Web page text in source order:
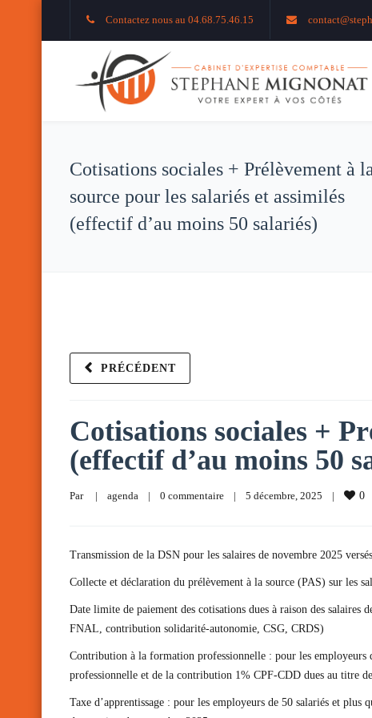
Contactez nous au 04.68.75.46.15
Cotisations sociales + Prélèvement à la
source pour les salariés et assimilés
(effectif d’au moins 50 salariés)
PRÉCÉDENT
Cotisations sociales +
(effectif d’au moins 50
Par | agenda | 0 commentaire | 5 décembre, 2025 | 0
Transmission de la DSN pour les salaires de novembre 2025
Collecte et déclaration du prélèvement à la source (PAS) sur les
Date limite de paiement des cotisations dues à raison des salaires
FNAL, contribution solidarité-autonomie, CSG, CRDS)
Contribution à la formation professionnelle : pour les employeurs
professionnelle et de la contribution 1% CPF-CDD dues au titre
Taxe d’apprentissage : pour les employeurs de 50 salariés et